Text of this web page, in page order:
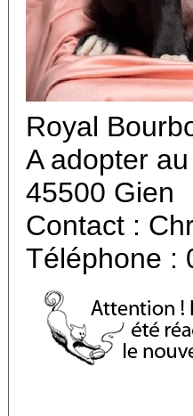
Royal
A adopter
45500 Gien
Contact :
Téléphone :